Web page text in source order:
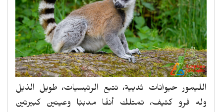
الليمور حيوانات ثديية، تتبع الرئيسيات، طويل الذيل
وله فرو كثيف، تمتلك أنفًا مدببًا وعينين كبيرتين